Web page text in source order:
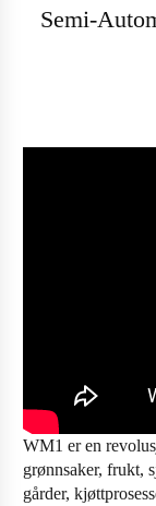
Semi-
WM1 er en
grønnsaker, frukt,
gårder,